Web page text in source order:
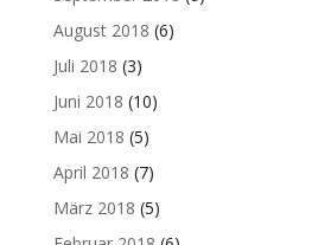
August 2018 (6)
Juli 2018 (3)
Juni 2018 (10)
Mai 2018 (5)
April 2018 (7)
März 2018 (5)